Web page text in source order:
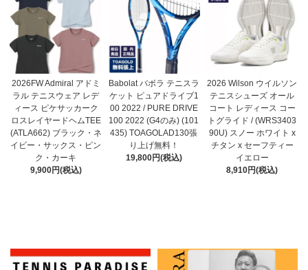
2026FW Admiral アドミ
ラル テニスウェア レデ
ィース ピケサッカーク
ロスレイヤードヘムTEE
(ATLA662) ブラック・ネ
イビー・サックス・ピン
ク・カーキ
9,900円(税込)
Babolat バボラ テニスラ
ケット ピュアドライブ1
00 2022 / PURE DRIVE
100 2022 (G4のみ) (101
435) TOAGOLAD130張
り上げ無料！
19,800円(税込)
2026 Wilson ウイルソン
テニスシューズ オール
コート レディース コー
トグライド / (WRS3403
90U) スノー ホワイト x
チタン x セーフティー
イエロー
8,910円(税込)